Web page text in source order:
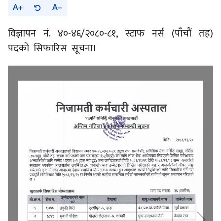
A A
विज्ञापन नं. ४०-४६/२०८०-८१, स्टाफ नर्स (पाँचौं तह)
पदको सिफारिस सूचना।